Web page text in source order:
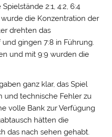
2:1, 4:2, 6:4
die Konzentration der
drehten das
gingen 7:8 in Führung.
und mit 9:9 wurden die
ganz klar, das Spiel
und technische Fehler zu
volle Bank zur Verfügung
hätten die
das nach sehen gehabt.